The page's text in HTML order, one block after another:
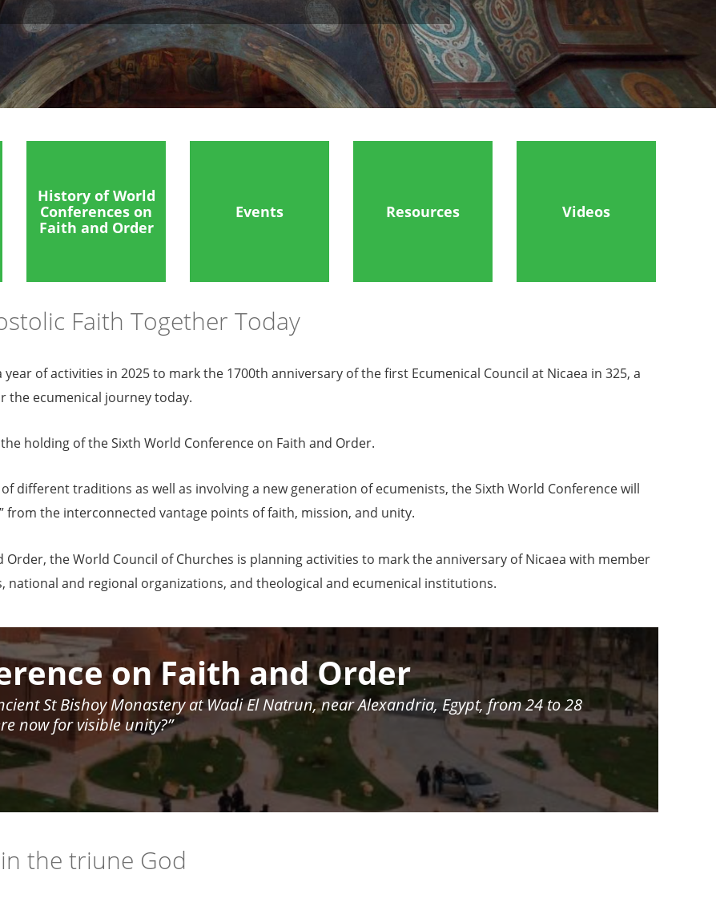
History of World
Conferences on
Faith and Order
Events Resources Videos
Faith Together Today
of activities in 2025 to mark the 1700th anniversary of the first Ecumenical Council at Nicaea in 325, a
the ecumenical journey today.
holding of the Sixth World Conference on Faith and Order.
different traditions as well as involving a new generation of ecumenists, the Sixth World Conference will
from the interconnected vantage points of faith, mission, and unity.
the World Council of Churches is planning activities to mark the anniversary of Nicaea with member
and regional organizations, and theological and ecumenical institutions.
on Faith and Order
St Bishoy Monastery at Wadi El Natrun, near Alexandria, Egypt, from 24 to 28
now for visible unity?”
the triune God